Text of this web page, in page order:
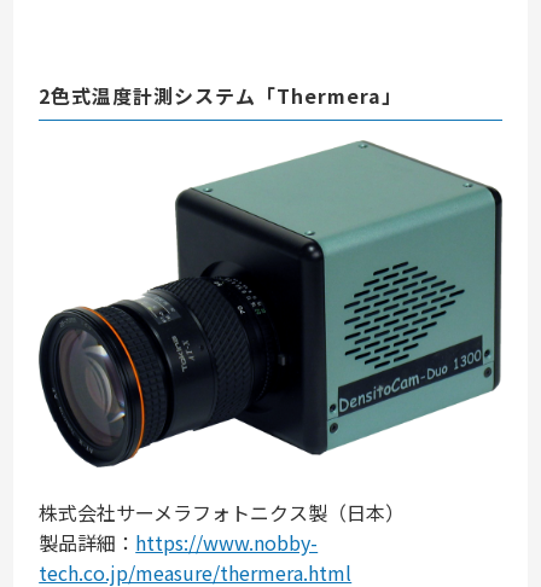
2色式温度計測システム「Thermera」
株式会社サーメラフォトニクス製（日本）
製品詳細： https://www.nobby-
tech.co.jp/measure/thermera.html